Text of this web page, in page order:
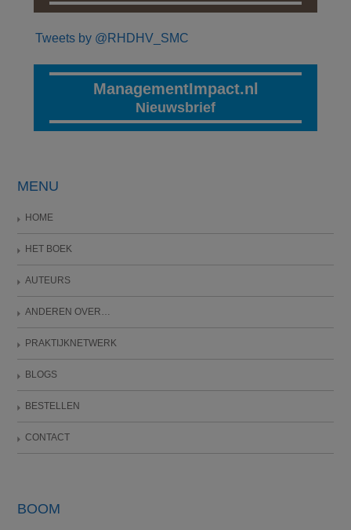
Tweets by @RHDHV_SMC
ManagementImpact.nl
Nieuwsbrief
MENU
HOME
HET BOEK
AUTEURS
ANDEREN OVER…
PRAKTIJKNETWERK
BLOGS
BESTELLEN
CONTACT
BOOM